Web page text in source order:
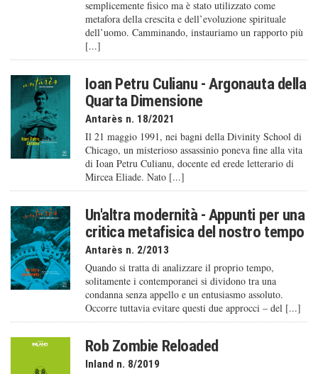
semplicemente fisico ma è stato utilizzato come
metafora della crescita e dell’evoluzione spirituale
dell’uomo. Camminando, instauriamo un rapporto più
[...]
Ioan Petru Culianu - Argonauta della
Quarta Dimensione
Antarès n. 18/2021
Il 21 maggio 1991, nei bagni della Divinity School di
Chicago, un misterioso assassinio poneva fine alla vita
di Ioan Petru Culianu, docente ed erede letterario di
Mircea Eliade. Nato [...]
Un'altra modernità - Appunti per una
critica metafisica del nostro tempo
Antarès n. 2/2013
Quando si tratta di analizzare il proprio tempo,
solitamente i contemporanei si dividono tra una
condanna senza appello e un entusiasmo assoluto.
Occorre tuttavia evitare questi due approcci – del [...]
Rob Zombie Reloaded
Inland n. 8/2019